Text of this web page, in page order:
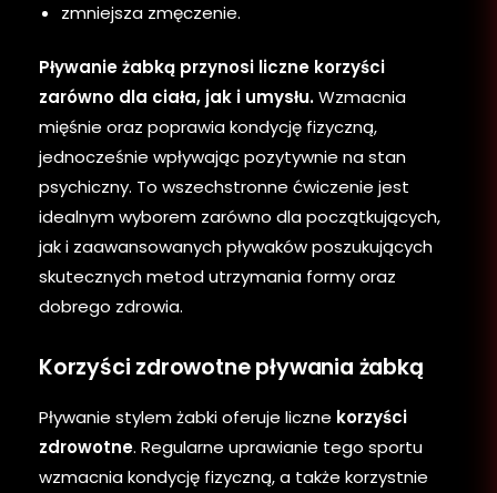
zmniejsza zmęczenie.
Pływanie żabką przynosi liczne korzyści
zarówno dla ciała, jak i umysłu.Wzmacnia
mięśnie oraz poprawia kondycję fizyczną,
jednocześnie wpływając pozytywnie na stan
psychiczny. To wszechstronne ćwiczenie jest
idealnym wyborem zarówno dla początkujących,
jak i zaawansowanych pływaków poszukujących
skutecznych metod utrzymania formy oraz
dobrego zdrowia.
Korzyści zdrowotne pływania żabką
Pływanie stylem żabki oferuje liczne korzyści
zdrowotne. Regularne uprawianie tego sportu
wzmacnia kondycję fizyczną, a także korzystnie